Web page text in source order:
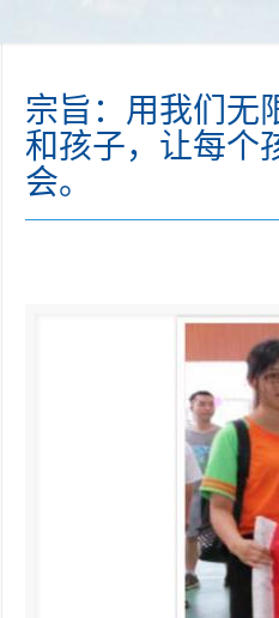
宗旨：用我们无
和孩子，让每个
会。